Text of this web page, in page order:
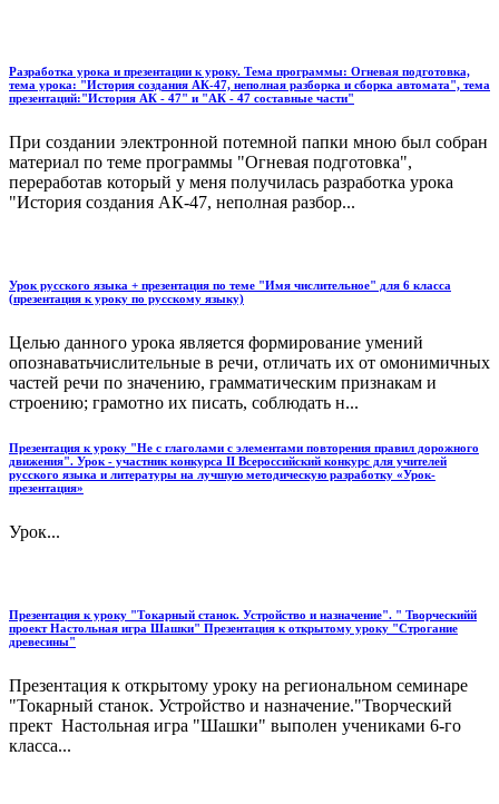
Разработка урока и презентации к уроку. Тема программы: Огневая подготовка,
тема урока: "История создания АК-47, неполная разборка и сборка автомата", тема
презентаций:"История АК - 47" и "АК - 47 составные части"
При создании электронной потемной папки мною был собран
материал по теме программы "Огневая подготовка",
переработав который у меня получилась разработка урока
"История создания АК-47, неполная разбор...
Урок русского языка + презентация по теме "Имя числительное" для 6 класса
(презентация к уроку по русскому языку)
Целью данного урока является формирование умений
опознаватьчислительные в речи, отличать их от омонимичных
частей речи по значению, грамматическим признакам и
строению; грамотно их писать, соблюдать н...
Презентация к уроку "Не с глаголами с элементами повторения правил дорожного
движения". Урок - участник конкурса II Всероссийский конкурс для учителей
русского языка и литературы на лучшую методическую разработку «Урок-
презентация»
Урок...
Презентация к уроку "Токарный станок. Устройство и назначение". " Творческийй
проект Настольная игра Шашки" Презентация к открытому уроку "Строгание
древесины"
Презентация к открытому уроку на региональном семинаре
"Токарный станок. Устройство и назначение."Творческий
прект Настольная игра "Шашки" выполен учениками 6-го
класса...